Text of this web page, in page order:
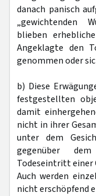
danach panisch
„gewichtenden
blieben
Angeklagte den
genommen oder
b) Diese
festgestellten
damit
nicht in ihrer
unter dem
gegenüber
Todeseintritt einer
Auch werden
nicht erschöpfend